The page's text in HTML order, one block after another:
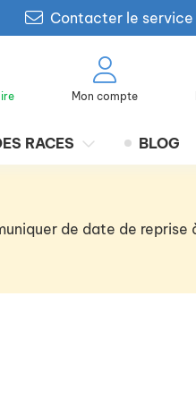
Contacter le
Mon compte
RACES BLOG
de date de reprise